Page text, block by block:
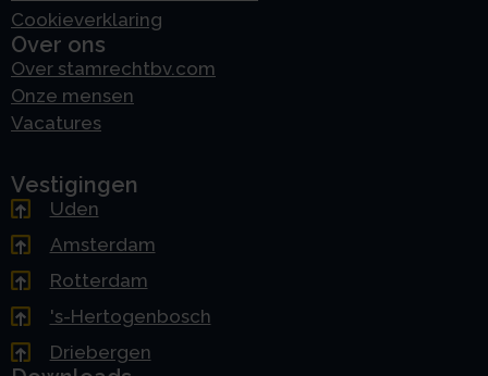
Cookieverklaring
Over ons
Over stamrechtbv.com
Onze mensen
Vacatures
Vestigingen
Uden
Amsterdam
Rotterdam
's-Hertogenbosch
Driebergen